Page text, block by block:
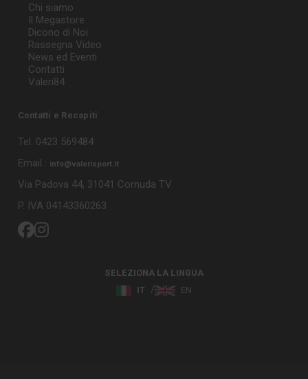
Chi siamo
Il Megastore
Dicono di Noi
Rassegna Video
News ed Eventi
Contatti
Valeri84
Contatti e Recapiti
Tel. 0423 569484
Email : info@valerisport.it
Via Padova 44, 31041 Cornuda TV
P. IVA 04143360263
SELEZIONA LA LINGUA
IT
EN